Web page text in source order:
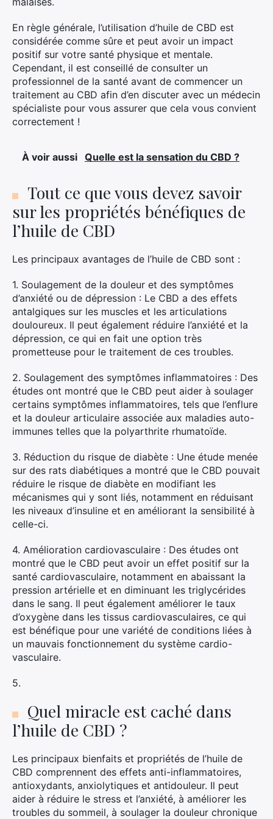
En règle générale, l’utilisation d’huile de CBD est
considérée comme sûre et peut avoir un impact
positif sur votre santé physique et mentale.
Cependant, il est conseillé de consulter un
professionnel de la santé avant de commencer un
traitement au CBD afin d’en discuter avec un médecin
spécialiste pour vous assurer que cela vous convient
correctement !
À voir aussi Quelle est la sensation du CBD ?
Tout ce que vous devez savoir
sur les propriétés bénéfiques de
l’huile de CBD
Les principaux avantages de l’huile de CBD sont :
1. Soulagement de la douleur et des symptômes
d’anxiété ou de dépression : Le CBD a des effets
antalgiques sur les muscles et les articulations
douloureux. Il peut également réduire l’anxiété et la
dépression, ce qui en fait une option très
prometteuse pour le traitement de ces troubles.
2. Soulagement des symptômes inflammatoires : Des
études ont montré que le CBD peut aider à soulager
certains symptômes inflammatoires, tels que l’enflure
et la douleur articulaire associée aux maladies auto-
immunes telles que la polyarthrite rhumatoïde.
3. Réduction du risque de diabète : Une étude menée
sur des rats diabétiques a montré que le CBD pouvait
réduire le risque de diabète en modifiant les
mécanismes qui y sont liés, notamment en réduisant
les niveaux d’insuline et en améliorant la sensibilité à
celle-ci.
4. Amélioration cardiovasculaire : Des études ont
montré que le CBD peut avoir un effet positif sur la
santé cardiovasculaire, notamment en abaissant la
pression artérielle et en diminuant les triglycérides
dans le sang. Il peut également améliorer le taux
d’oxygène dans les tissus cardiovasculaires, ce qui
est bénéfique pour une variété de conditions liées à
un mauvais fonctionnement du système cardio-
vasculaire.
5.
Quel miracle est caché dans
l’huile de CBD ?
Les principaux bienfaits et propriétés de l’huile de
CBD comprennent des effets anti-inflammatoires,
antioxydants, anxiolytiques et antidouleur. Il peut
aider à réduire le stress et l’anxiété, à améliorer les
troubles du sommeil, à soulager la douleur chronique
×
: